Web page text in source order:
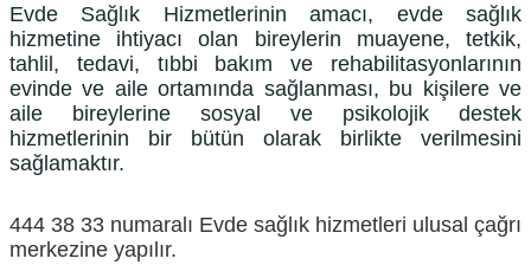
Evde Sağlık Hizmetlerinin amacı, evde sağlık
hizmetine ihtiyacı olan bireylerin muayene, tetkik,
tahlil, tedavi, tıbbi bakım ve rehabilitasyonlarının
evinde ve aile ortamında sağlanması, bu kişilere ve
aile bireylerine sosyal ve psikolojik destek
hizmetlerinin bir bütün olarak birlikte verilmesini
sağlamaktır.
444 38 33 numaralı Evde sağlık hizmetleri ulusal çağrı
merkezine yapılır.